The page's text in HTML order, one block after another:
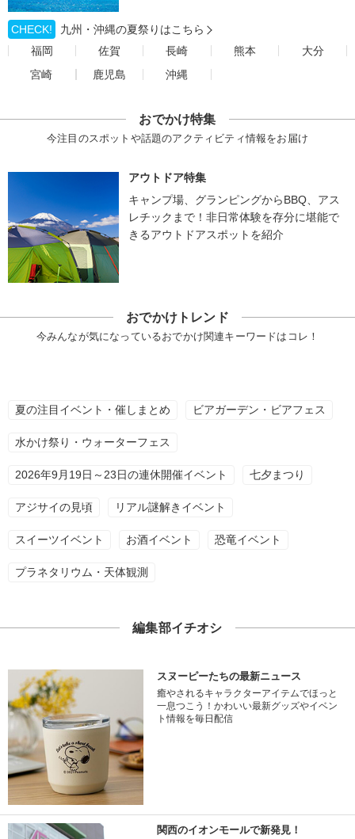
CHECK!
九州・沖縄の夏祭りはこちら
福岡
佐賀 長崎 熊本
大分
宮崎
鹿児島 沖縄
おでかけ特集
今注目のスポットや話題のアクティビティ情報をお届け
アウトドア特集
キャンプ場、グランピングからBBQ、アス
レチックまで！非日常体験を存分に堪能で
きるアウトドアスポットを紹介
おでかけトレンド
今みんなが気になっているおでかけ関連キーワードはコレ！
夏の注目イベント・催しまとめ ビアガーデン・ビアフェス
水かけ祭り・ウォーターフェス
2026年9月19日～23日の連休開催イベント 七夕まつり
アジサイの見頃 リアル謎解きイベント
スイーツイベント お酒イベント 恐竜イベント
プラネタリウム・天体観測
編集部イチオシ
スヌーピーたちの最新ニュース
癒やされるキャラクターアイテムでほっと
一息つこう！かわいい最新グッズやイベン
ト情報を毎日配信
関西のイオンモールで新発見！